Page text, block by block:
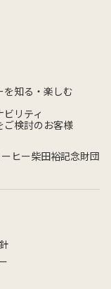
を知る・楽しむ
ビリティ
ご検討のお客様
ヒー柴田裕記念財団